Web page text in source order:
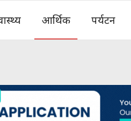
आर्थिक पर्यटन